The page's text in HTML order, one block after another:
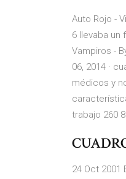
Auto Rojo -
6 llevaba un
Vampiros -
06, 2014 ·
médicos y
trabajo 260
24 Oct 2001